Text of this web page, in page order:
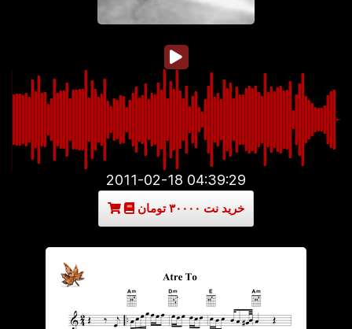
2011-02-18 04:39:29
خرید نت ۳۰۰۰۰ تومان